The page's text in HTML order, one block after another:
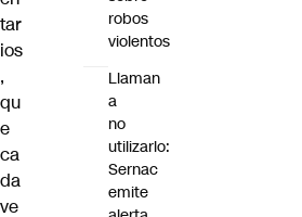
tar
ios
,
qu
e
ca
da
ve
robos
violentos
Llaman
a
no
utilizarlo:
Sernac
emite